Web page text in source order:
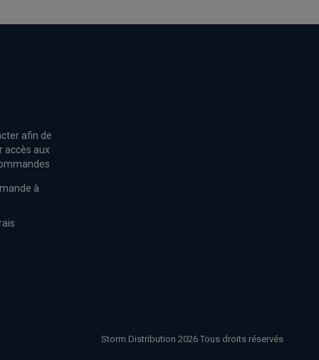
afin de
accès aux
à
Storm Distribution 2026 Tous droits réservés